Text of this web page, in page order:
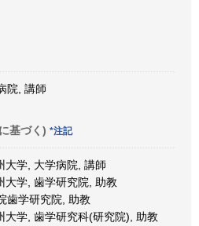
院, 講師
基づく) *注記
大学, 大学病院, 講師
大学, 歯学研究院, 助教
歯学研究院, 助教
学, 歯学研究科(研究院), 助教